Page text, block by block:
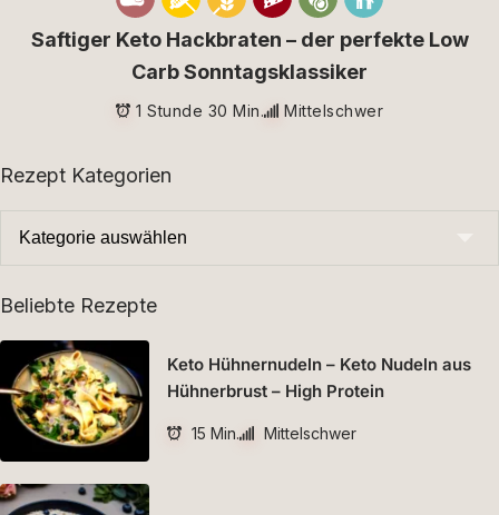
Saftiger Keto Hackbraten – der perfekte Low
Carb Sonntagsklassiker
1 Stunde 30 Min. Mittelschwer
Rezept Kategorien
Beliebte Rezepte
Keto Hühnernudeln – Keto Nudeln aus
Hühnerbrust – High Protein
15 Min. Mittelschwer